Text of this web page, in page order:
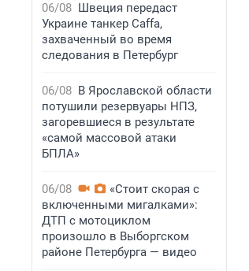
06/08 Швеция передаст
Украине танкер Caffa,
захваченный во время
следования в Петербург
06/08 В Ярославской области
потушили резервуары НПЗ,
загоревшиеся в результате
«самой массовой атаки
БПЛА»
06/08
«Стоит скорая с
включенными мигалками»:
ДТП с мотоциклом
произошло в Выборгском
районе Петербурга — видео